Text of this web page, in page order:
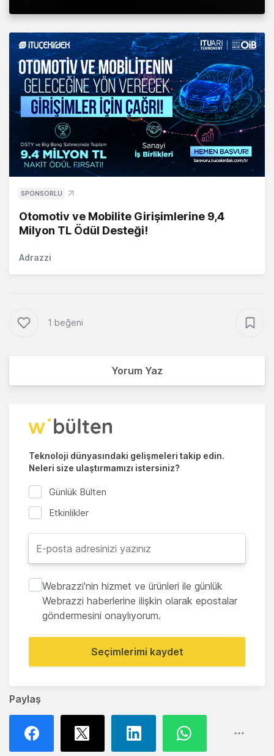
Paylaş
SPONSORLU
Otomotiv ve Mobilite Girişimlerine 9,4
Milyon TL Ödül Desteği!
Adrazzi
1 beğeni
Yorum Yaz
Teknoloji dünyasındaki gelişmeleri takip edin.
Neleri size ulaştırmamızı istersiniz?
Günlük Bülten
Etkinlikler
Webrazzi'nin hizmet ve ürünleri ile günlük
Webrazzi haberlerine ilişkin olarak epostalar
göndermesini onaylıyorum.
Seçimlerimi kaydet